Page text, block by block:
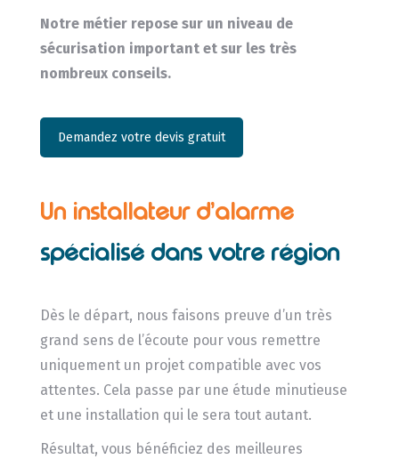
Notre métier repose sur un niveau de
sécurisation important et sur les très
nombreux conseils.
Demandez votre devis gratuit
Un installateur d’alarme
spécialisé dans votre région
Dès le départ, nous faisons preuve d’un très
grand sens de l’écoute pour vous remettre
uniquement un projet compatible avec vos
attentes. Cela passe par une étude minutieuse
et une installation qui le sera tout autant.
Résultat, vous bénéficiez des meilleures